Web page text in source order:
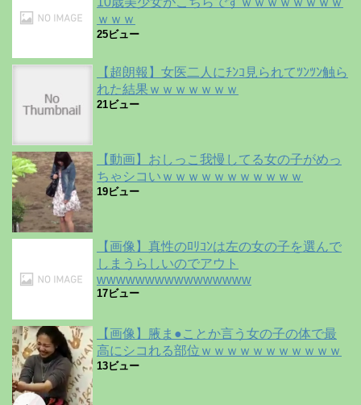
ｗｗｗ
25ビュー
【超朗報】女医二人にﾁﾝｺ見られてﾂﾝﾂﾝ触ら
れた結果ｗｗｗｗｗｗｗ
21ビュー
【動画】おしっこ我慢してる女の子がめっ
ちゃシコいｗｗｗｗｗｗｗｗｗｗｗ
19ビュー
【画像】真性のﾛﾘｺﾝは左の女の子を選んで
しまうらしいのでアウト
wwwwwwwwwwwwwwww
17ビュー
【画像】腋ま●ことか言う女の子の体で最
高にシコれる部位ｗｗｗｗｗｗｗｗｗｗｗ
13ビュー